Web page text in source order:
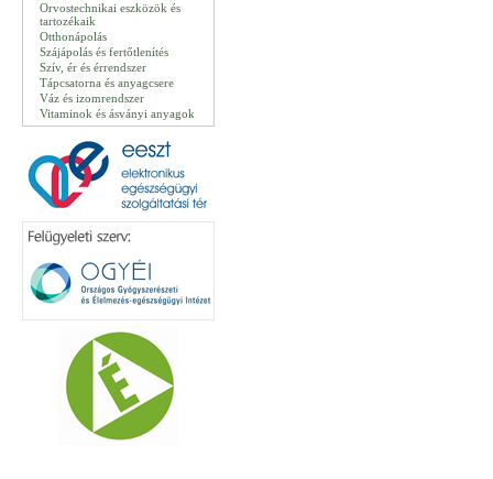
Orvostechnikai eszközök és
tartozékaik
Otthonápolás
Szájápolás és fertőtlenítés
Szív, ér és érrendszer
Tápcsatorna és anyagcsere
Váz és izomrendszer
Vitaminok és ásványi anyagok